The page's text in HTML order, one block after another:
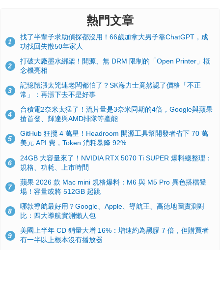
熱門文章
1
找了半輩子求助偵探都沒用！66歲加拿大男子靠ChatGPT，成
功找回失散50年家人
2
打破大廠墨水綁架！開源、無 DRM 限制的「Open Printer」概
念機亮相
3
記憶體漲太兇連老闆都怕了？SK海力士竟然認了價格「不正
常」：再漲下去不是好事
4
台積電2奈米太猛了！流片量是3奈米同期的4倍，Google與蘋果
搶首發、輝達與AMD排隊等產能
5
GitHub 狂攬 4 萬星！Headroom 開源工具幫開發者省下 70 萬
美元 API 費，Token 消耗暴降 92%
6
24GB 大容量來了！NVIDIA RTX 5070 Ti SUPER 爆料總整理：
規格、功耗、上市時間
7
蘋果 2026 款 Mac mini 規格爆料：M6 與 M5 Pro 異色搭檔登
場！容量或將 512GB 起跳
8
哪款導航最好用？Google、Apple、導航王、高德地圖實測對
比：四大導航實測懶人包
9
美國上半年 CD 銷量大增 16%：增速約為黑膠 7 倍，但購買者
有一半以上根本沒有播放器